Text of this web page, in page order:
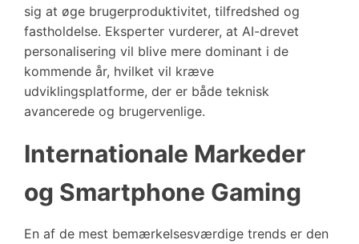
sig at øge brugerproduktivitet, tilfredshed og
fastholdelse. Eksperter vurderer, at AI-drevet
personalisering vil blive mere dominant i de
kommende år, hvilket vil kræve
udviklingsplatforme, der er både teknisk
avancerede og brugervenlige.
Internationale Markeder
og Smartphone Gaming
En af de mest bemærkelsesværdige trends er den